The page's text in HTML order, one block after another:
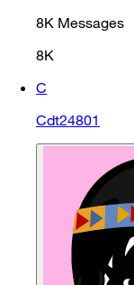
8K Messages
8K
C
Cdt24801